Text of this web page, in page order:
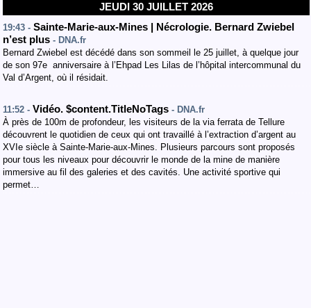
JEUDI 30 JUILLET 2026
19:43 - Sainte-Marie-aux-Mines | Nécrologie. Bernard Zwiebel
n’est plus - DNA.fr
Bernard Zwiebel est décédé dans son sommeil le 25 juillet, à quelque jour
de son 97e anniversaire à l’Ehpad Les Lilas de l’hôpital intercommunal du
Val d’Argent, où il résidait.
11:52 - Vidéo. $content.TitleNoTags - DNA.fr
À près de 100m de profondeur, les visiteurs de la via ferrata de Tellure
découvrent le quotidien de ceux qui ont travaillé à l’extraction d’argent au
XVIe siècle à Sainte-Marie-aux-Mines. Plusieurs parcours sont proposés
pour tous les niveaux pour découvrir le monde de la mine de manière
immersive au fil des galeries et des cavités. Une activité sportive qui
permet…